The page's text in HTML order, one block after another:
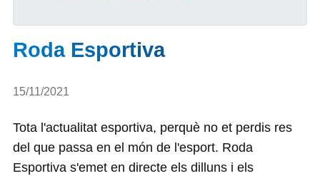
Roda Esportiva
Detalls
15/11/2021
Tota l'actualitat esportiva, perquè no et perdis res
del que passa en el món de l'esport. Roda
Esportiva s'emet en directe els dilluns i els